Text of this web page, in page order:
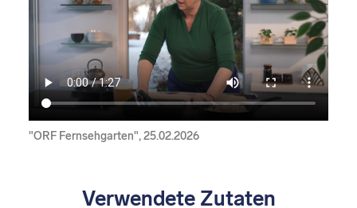
"ORF Fernsehgarten", 25.02.2026
Verwendete Zutaten